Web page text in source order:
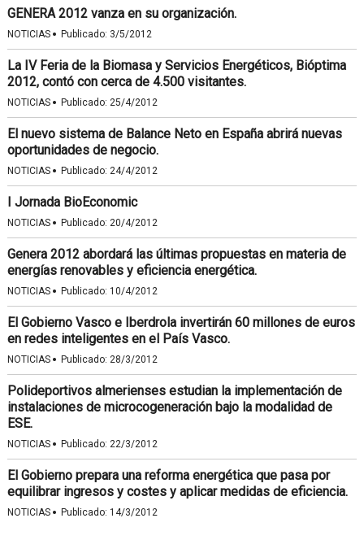
GENERA 2012 vanza en su organización.
NOTICIAS · Publicado: 3/5/2012
La IV Feria de la Biomasa y Servicios Energéticos, Bióptima
2012, contó con cerca de 4.500 visitantes.
NOTICIAS · Publicado: 25/4/2012
El nuevo sistema de Balance Neto en España abrirá nuevas
oportunidades de negocio.
NOTICIAS · Publicado: 24/4/2012
I Jornada BioEconomic
NOTICIAS · Publicado: 20/4/2012
Genera 2012 abordará las últimas propuestas en materia de
energías renovables y eficiencia energética.
NOTICIAS · Publicado: 10/4/2012
El Gobierno Vasco e Iberdrola invertirán 60 millones de euros
en redes inteligentes en el País Vasco.
NOTICIAS · Publicado: 28/3/2012
Polideportivos almerienses estudian la implementación de
instalaciones de microcogeneración bajo la modalidad de
ESE.
NOTICIAS · Publicado: 22/3/2012
El Gobierno prepara una reforma energética que pasa por
equilibrar ingresos y costes y aplicar medidas de eficiencia.
NOTICIAS · Publicado: 14/3/2012